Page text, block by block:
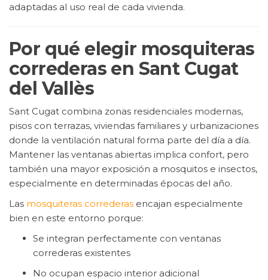
adaptadas al uso real de cada vivienda.
Por qué elegir mosquiteras
correderas en Sant Cugat
del Vallès
Sant Cugat combina zonas residenciales modernas,
pisos con terrazas, viviendas familiares y urbanizaciones
donde la ventilación natural forma parte del día a día.
Mantener las ventanas abiertas implica confort, pero
también una mayor exposición a mosquitos e insectos,
especialmente en determinadas épocas del año.
Las mosquiteras correderas encajan especialmente
bien en este entorno porque:
Se integran perfectamente con ventanas
correderas existentes
No ocupan espacio interior adicional